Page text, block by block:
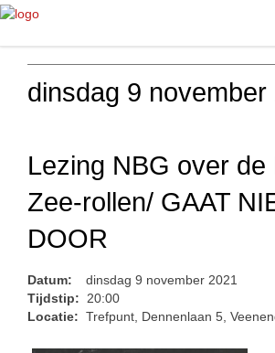
dinsdag 9 november
Lezing NBG over de
Zee-rollen/ GAAT
DOOR
Datum:
dinsdag 9 november 2021
Tijdstip:
20:00
Locatie: Trefpunt, Dennenlaan 5,